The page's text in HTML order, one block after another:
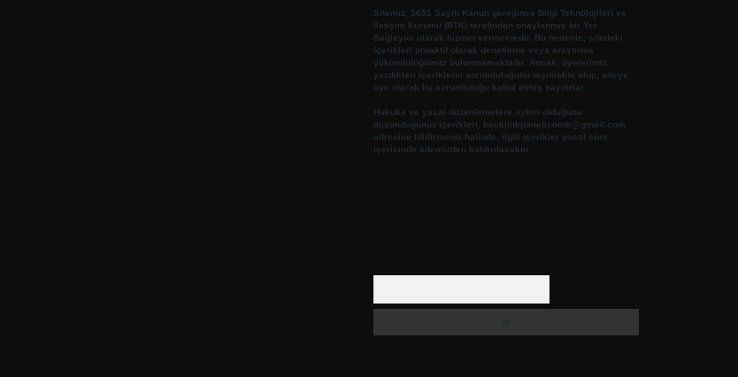
Sitemiz, 5651 Sayılı Kanun gereğince Bilgi Teknolojileri ve
İletişim Kurumu (BTK) tarafından onaylanmış bir Yer
Sağlayıcı olarak hizmet vermektedir. Bu nedenle, sitedeki
içerikleri proaktif olarak denetleme veya araştırma
yükümlülüğümüz bulunmamaktadır. Ancak, üyelerimiz
yazdıkları içeriklerin sorumluluğunu taşımakta olup, siteye
üye olarak bu sorumluluğu kabul etmiş sayılırlar.
Hukuka ve yasal düzenlemelere aykırı olduğunu
düşündüğünüz içerikleri,
backlinkpanelicomtr@gmail.com
adresine bildirmeniz halinde, ilgili içerikler yasal süre
içerisinde sitemizden kaldırılacaktır.